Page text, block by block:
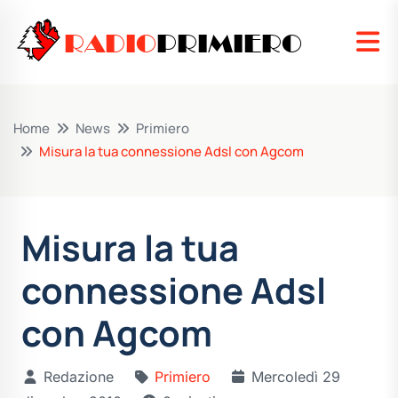
RADIOPRIMIERO
Home News
Primiero
Misura la tua connessione Adsl con Agcom
Misura la tua
connessione Adsl
con Agcom
Redazione Primiero
Mercoledì 29